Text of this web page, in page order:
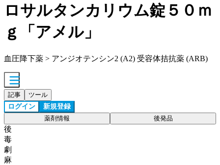
ロサルタンカリウム錠５０ｍ
ｇ「アメル」
血圧降下薬 > アンジオテンシン2 (A2) 受容体拮抗薬 (ARB)
記事 ツール
ログイン 新規登録
薬剤情報 後発品
後
毒
劇
麻